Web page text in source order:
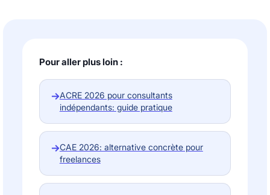
Pour aller plus loin :
→ACRE 2026 pour consultants
indépendants: guide pratique
→CAE 2026: alternative concrète pour
freelances